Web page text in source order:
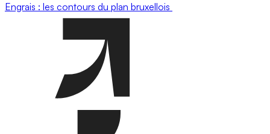
Engrais : les contours du plan bruxellois